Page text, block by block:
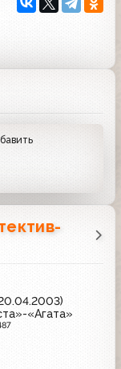
«Агата»